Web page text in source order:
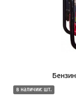
в наличии: шт.